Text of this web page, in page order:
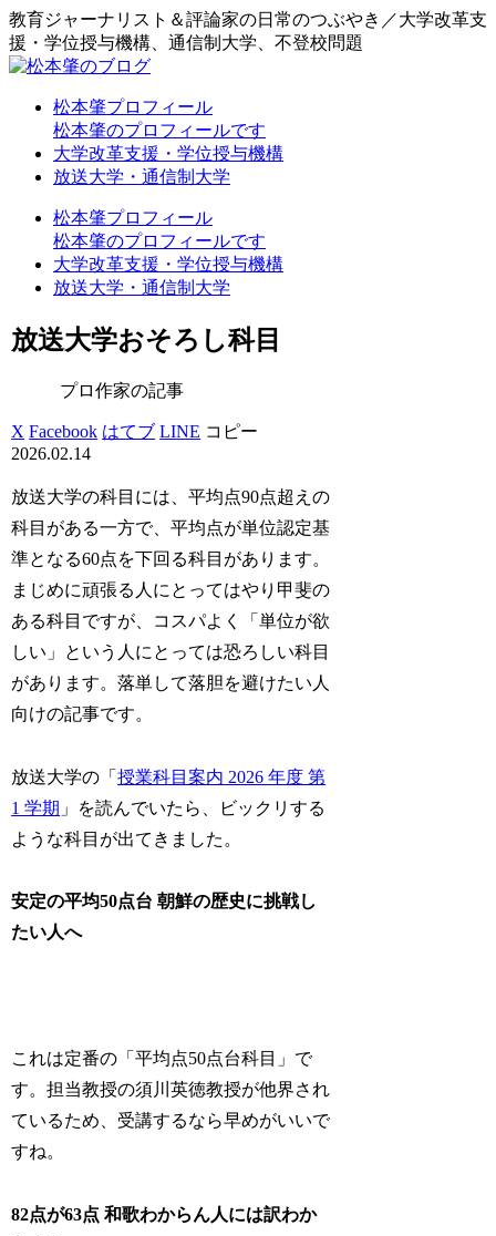
教育ジャーナリスト＆評論家の日常のつぶやき／大学改革支
援・学位授与機構、通信制大学、不登校問題
松本肇プロフィール
松本肇のプロフィールです
大学改革支援・学位授与機構
放送大学・通信制大学
松本肇プロフィール
松本肇のプロフィールです
大学改革支援・学位授与機構
放送大学・通信制大学
放送大学おそろし科目
プロ作家の記事
X Facebook はてブ LINE コピー
2026.02.14
放送大学の科目には、平均点90点超えの
科目がある一方で、平均点が単位認定基
準となる60点を下回る科目があります。
まじめに頑張る人にとってはやり甲斐の
ある科目ですが、コスパよく「単位が欲
しい」という人にとっては恐ろしい科目
があります。落単して落胆を避けたい人
向けの記事です。
放送大学の「授業科目案内 2026 年度 第
1 学期 」を読んでいたら、ビックリする
ような科目が出てきました。
安定の平均50点台 朝鮮の歴史に挑戦し
たい人へ
これは定番の「平均点50点台科目」で
す。担当教授の須川英徳教授が他界され
ているため、受講するなら早めがいいで
すね。
82点が63点 和歌わからん人には訳わか